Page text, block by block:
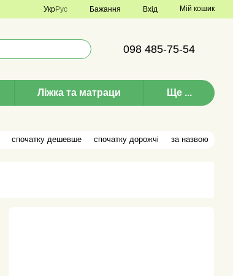
УкрРус Бажання Вхід Мій кошик
098 485-75-54
Ліжка та матраци Ще ...
спочатку дешевше спочатку дорожчі за назвою